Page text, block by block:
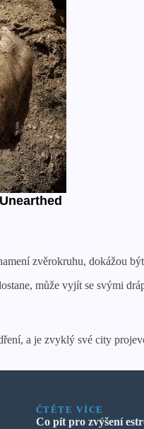
zvěrokruhu, dokážou
může vyjít se svými
a je zvyklý své city
ČTĚTE VÍCE
Co pít pro zvýšení